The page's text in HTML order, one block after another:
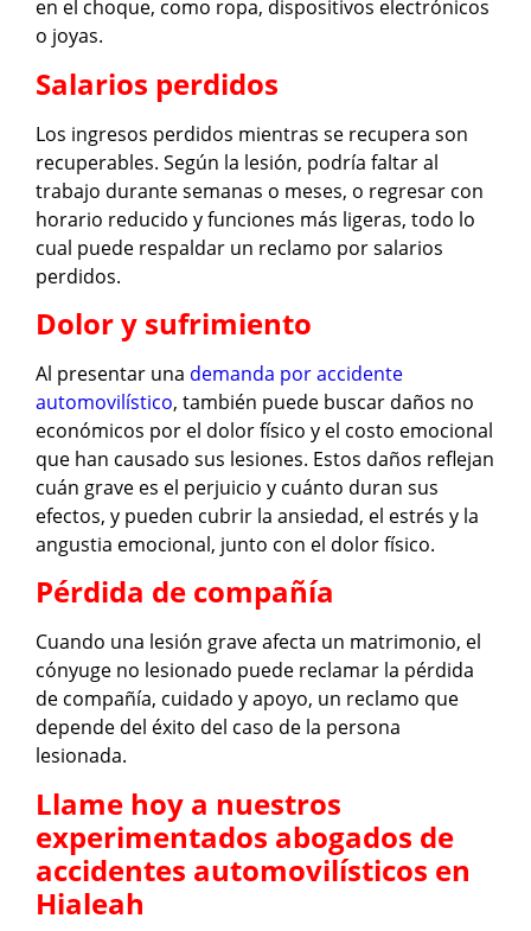
en el choque, como ropa, dispositivos electrónicos
o joyas.
Salarios perdidos
Los ingresos perdidos mientras se recupera son
recuperables. Según la lesión, podría faltar al
trabajo durante semanas o meses, o regresar con
horario reducido y funciones más ligeras, todo lo
cual puede respaldar un reclamo por salarios
perdidos.
Dolor y sufrimiento
Al presentar una demanda por accidente
automovilístico, también puede buscar daños no
económicos por el dolor físico y el costo emocional
que han causado sus lesiones. Estos daños reflejan
cuán grave es el perjuicio y cuánto duran sus
efectos, y pueden cubrir la ansiedad, el estrés y la
angustia emocional, junto con el dolor físico.
Pérdida de compañía
Cuando una lesión grave afecta un matrimonio, el
cónyuge no lesionado puede reclamar la pérdida
de compañía, cuidado y apoyo, un reclamo que
depende del éxito del caso de la persona
lesionada.
Llame hoy a nuestros
experimentados abogados de
accidentes automovilísticos en
Hialeah